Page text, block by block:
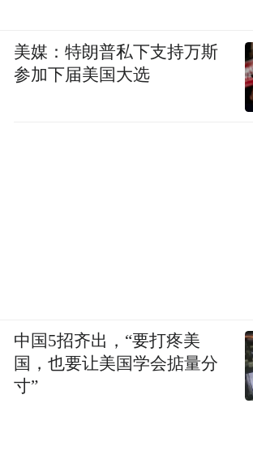
美媒：特朗普私下支持万斯
参加下届美国大选
中国5招齐出，“要打疼美
国，也要让美国学会掂量分
寸”